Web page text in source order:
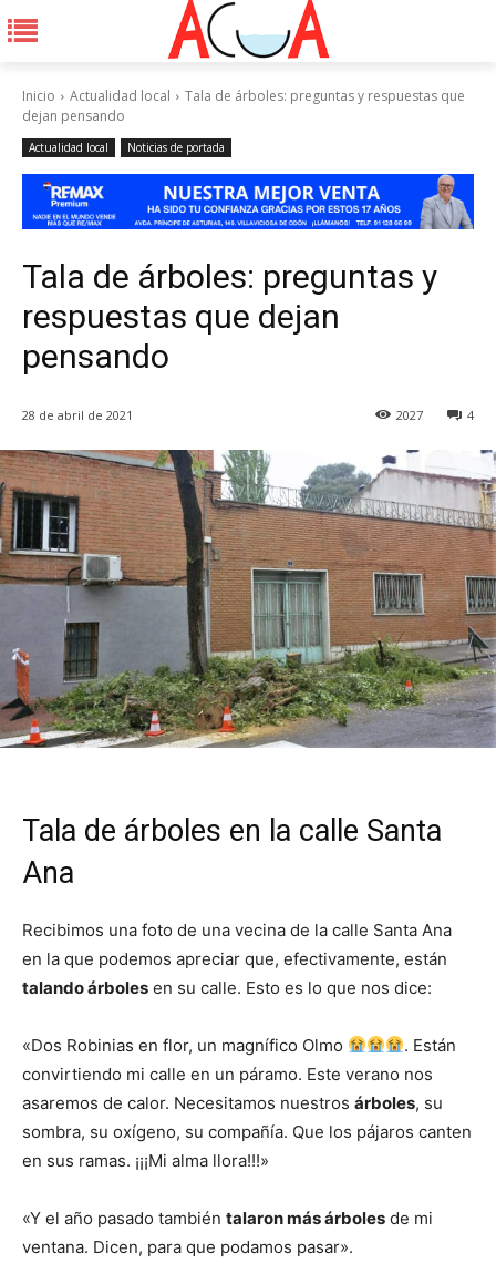
Inicio Actualidad local
Tala de árboles: preguntas y respuestas que
dejan pensando
Actualidad local Noticias de portada
Tala de árboles: preguntas y
respuestas que dejan
pensando
28 de abril de 2021 4
2027
Tala de árboles en la calle Santa
Ana
Recibimos una foto de una vecina de la calle Santa Ana
en la que podemos apreciar que, efectivamente, están
talando árboles en su calle. Esto es lo que nos dice:
«Dos Robinias en flor, un magnífico Olmo
. Están
convirtiendo mi calle en un páramo. Este verano nos
asaremos de calor. Necesitamos nuestros árboles, su
sombra, su oxígeno, su compañía. Que los pájaros canten
en sus ramas. ¡¡¡Mi alma llora!!!»
«Y el año pasado también talaron más árboles de mi
ventana. Dicen, para que podamos pasar».